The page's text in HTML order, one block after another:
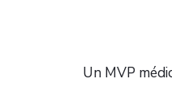
Un MVP